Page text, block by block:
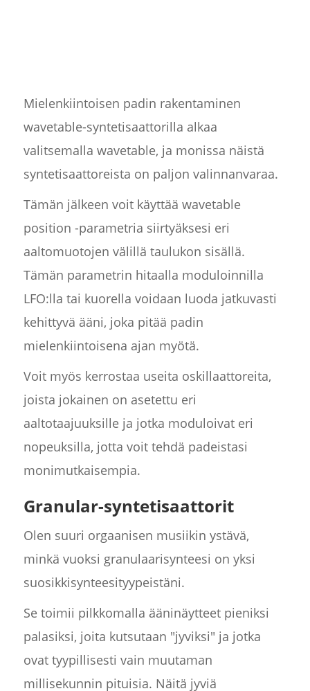
Mielenkiintoisen padin rakentaminen
wavetable-syntetisaattorilla alkaa
valitsemalla wavetable, ja monissa näistä
syntetisaattoreista on paljon valinnanvaraa.
Tämän jälkeen voit käyttää wavetable
position -parametria siirtyäksesi eri
aaltomuotojen välillä taulukon sisällä.
Tämän parametrin hitaalla moduloinnilla
LFO:lla tai kuorella voidaan luoda jatkuvasti
kehittyvä ääni, joka pitää padin
mielenkiintoisena ajan myötä.
Voit myös kerrostaa useita oskillaattoreita,
joista jokainen on asetettu eri
aaltotaajuuksille ja jotka moduloivat eri
nopeuksilla, jotta voit tehdä padeistasi
monimutkaisempia.
Granular-syntetisaattorit
Olen suuri orgaanisen musiikin ystävä,
minkä vuoksi granulaarisynteesi on yksi
suosikkisynteesityypeistäni.
Se toimii pilkkomalla ääninäytteet pieniksi
palasiksi, joita kutsutaan "jyviksi" ja jotka
ovat tyypillisesti vain muutaman
millisekunnin pituisia. Näitä jyviä